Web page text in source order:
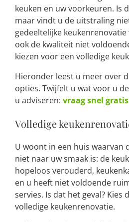
keuken en uw voorkeuren. Is
maar vindt u de uitstraling
gedeeltelijke keukenrenovatie
ook de kwaliteit niet
kiezen voor een volledige
Hieronder leest u meer over
opties. Twijfelt u wat voor u
u adviseren: vraag snel
Volledige
U woont in een huis waarvan
niet naar uw smaak is: de
hopeloos verouderd,
en u heeft niet voldoende
servies. Is dat het geval? Kies
volledige keukenrenovatie.